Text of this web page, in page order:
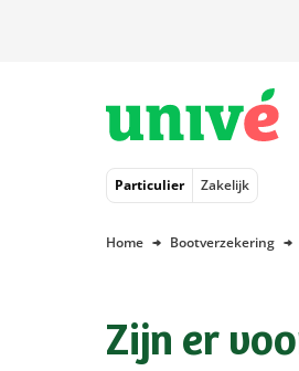
Particulier Zakelijk
Home Bootverzekering
Zijn er